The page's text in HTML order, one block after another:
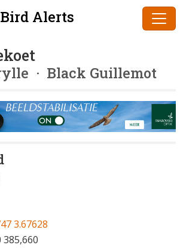
Alerts
· Black Guillemot
3.67628
385,660